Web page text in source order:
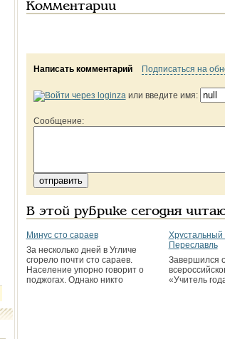
Комментарии
Написать комментарий Подписаться на
или введите имя:
Сообщение:
В этой рубрике сегодня
Минус сто сараев
За несколько дней в Угличе
сгорело почти сто сараев.
Население упорно говорит о
поджогах. Однако никто
Хрустальный
Переславль
Завершился
«Учитель